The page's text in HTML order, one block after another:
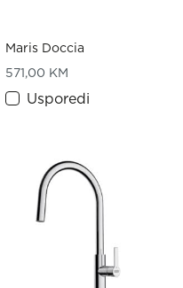
Maris Doccia
571,00 KM
Usporedi